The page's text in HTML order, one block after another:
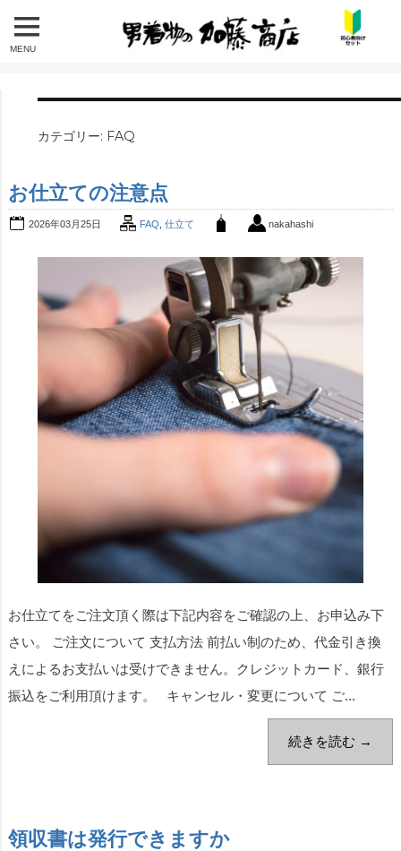
MENU
カテゴリー: FAQ
お仕立ての注意点
2026年03月25日 FAQ 仕立て nakahashi
お仕立てをご注文頂く際は下記内容をご確認の上、お申込み下
さい。 ご注文について 支払方法 前払い制のため、代金引き換
えによるお支払いは受けできません。クレジットカード、銀行
振込をご利用頂けます。 キャンセル・変更について ご...
続きを読む →
領収書は発行できますか